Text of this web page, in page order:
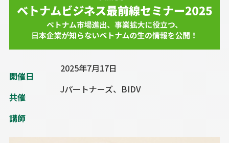
開催日
2025年7月17日
共催
Jパートナーズ、BIDV
講師